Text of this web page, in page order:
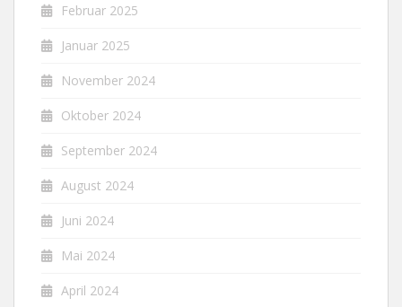
Februar 2025
Januar 2025
November 2024
Oktober 2024
September 2024
August 2024
Juni 2024
Mai 2024
April 2024